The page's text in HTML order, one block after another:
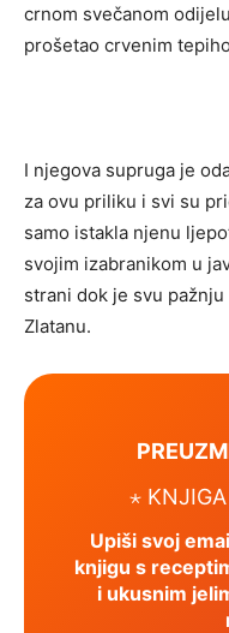
crnom svečanom
prošetao crvenim
I njegova supruga je
za ovu priliku i svi su
samo istakla njenu
svojim izabranikom u
strani dok je svu
Zlatanu.
⋆
Upiši svoj
knjigu s
i ukusnim